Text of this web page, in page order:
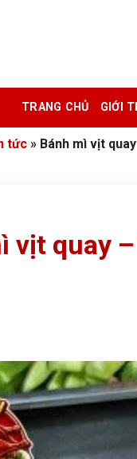
TRANG CHỦ GIỚI
tức » Bánh mì vịt
vịt quay